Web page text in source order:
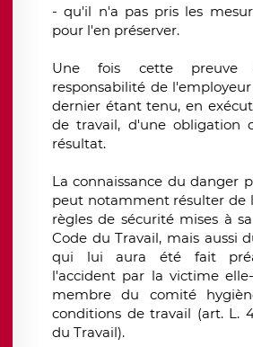
- qu'il n'a pas pris les
pour l'en préserver.
Une fois cette preuve
responsabilité de
dernier étant tenu, en
de travail, d'une obligation
résultat.
La connaissance du danger
peut notamment résulter de
règles de sécurité mises à
Code du Travail, mais aussi
qui lui aura été fait
l'accident par la victime
membre du comité
conditions de travail (art. L.
du Travail).